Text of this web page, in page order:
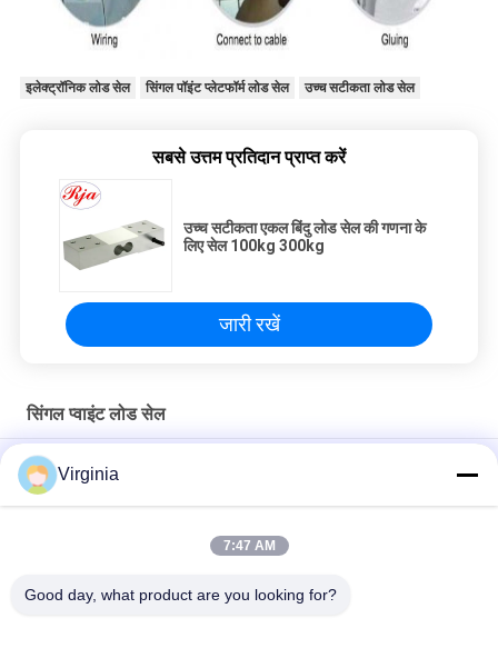
इलेक्ट्रॉनिक लोड सेल सिंगल पॉइंट प्लेटफॉर्म लोड सेल उच्च सटीकता लोड सेल
सबसे उत्तम प्रतिदान प्राप्त करें
उच्च सटीकता एकल बिंदु लोड सेल की गणना के
लिए सेल 100kg 300kg
जारी रखें
सिंगल प्वाइंट लोड सेल
एल्यूमीनियम मिश्र धातु एकल बिंदु लोड सेल, रसोई स्केल के लिए तनाव नापने का यंत्र
सेंसर Virginia
7:47 AM
Good day, what product are you looking for?